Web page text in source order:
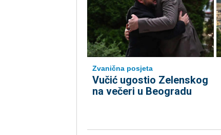
Zvanična posjeta
Vučić ugostio Zelenskog
na večeri u Beogradu